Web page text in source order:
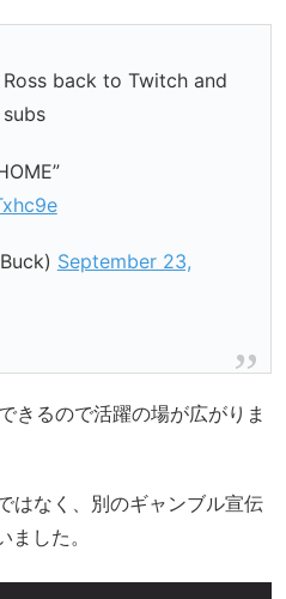
back to Twitch and
September 23,
きるので活躍の場が広がりま
はなく、別のギャンブル宣伝
した。